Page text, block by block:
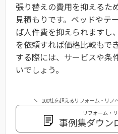
張り替えの費用を抑えるた
見積もりです。ベッドやテ
ば人件費を抑えられますし
を依頼すれば価格比較もで
する際には、サービスや条
いでしょう。
100社を超えるリフォーム・リノ
リフォーム・
事例集ダウン